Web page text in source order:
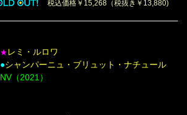
税込価格￥15,268（税抜き￥13,880)
★ レミ・ルロワ
●シャンパーニュ・ブリュット・ナチュール
NV（2021）